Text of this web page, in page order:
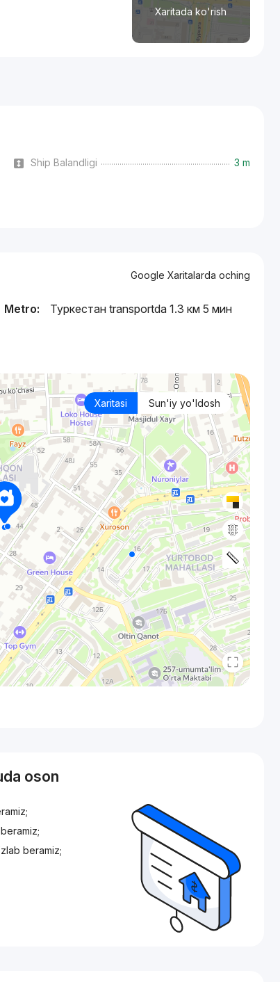
Xaritada ko'rish
Ship Balandligi 3 m
Google Xaritalarda oching
Metro: Туркестан transportda 1.3 км 5 мин
Xaritasi Sun'iy yo'ldosh
oson
beramiz;